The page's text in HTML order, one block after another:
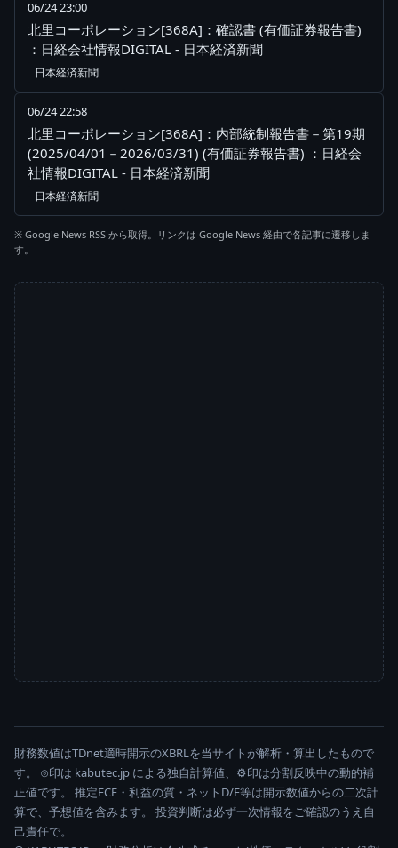
06/24 23:00
北里コーポレーション[368A]：確認書 (有価証券報告書)
：日経会社情報DIGITAL - 日本経済新聞
日本経済新聞
06/24 22:58
北里コーポレーション[368A]：内部統制報告書－第19期
(2025/04/01－2026/03/31) (有価証券報告書) ：日経会
社情報DIGITAL - 日本経済新聞
日本経済新聞
※ Google News RSS から取得。リンクは Google News 経由で各記事に遷移しま
す。
財務数値はTDnet適時開示のXBRLを当サイトが解析・算出したもので
す。 ⊙印は kabutec.jp による独自計算値、⚙印は分割反映中の動的補
正値です。 推定FCF・利益の質・ネットD/E等は開示数値からの二次計
算で、予想値を含みます。 投資判断は必ず一次情報をご確認のうえ自
己責任で。